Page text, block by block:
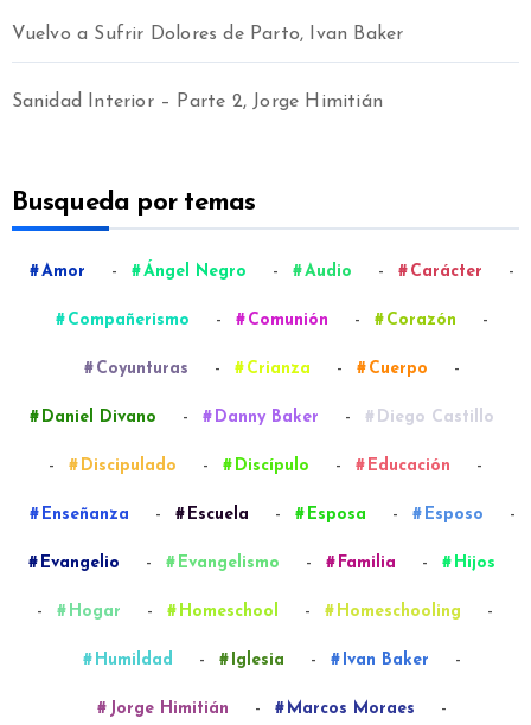
Vuelvo a Sufrir Dolores de Parto, Ivan Baker
Sanidad Interior – Parte 2, Jorge Himitián
Busqueda por temas
Amor - Ángel Negro - Audio - Carácter -
Compañerismo - Comunión - Corazón -
Coyunturas - Crianza - Cuerpo -
Daniel Divano - Danny Baker - Diego Castillo
- Discipulado - Discípulo - Educación -
Enseñanza - Escuela - Esposa - Esposo -
Evangelio - Evangelismo - Familia - Hijos
- Hogar - Homeschool - Homeschooling -
Humildad - Iglesia - Ivan Baker -
Jorge Himitián - Marcos Moraes -